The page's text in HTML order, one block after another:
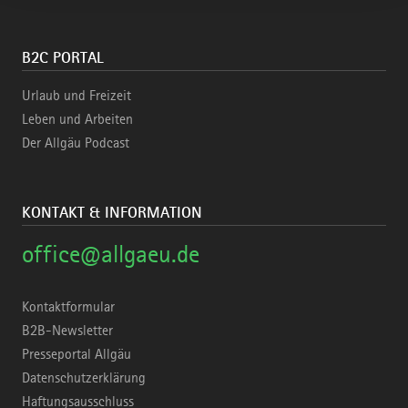
B2C PORTAL
Urlaub und Freizeit
Leben und Arbeiten
Der Allgäu Podcast
KONTAKT & INFORMATION
office@allgaeu.de
Kontaktformular
B2B-Newsletter
Presseportal Allgäu
Datenschutzerklärung
Haftungsausschluss